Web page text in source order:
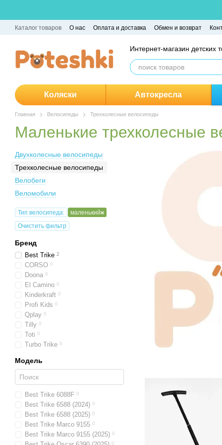
Каталог товаров О нас Оплата и доставка Обмен и возврат
Интернет-магазин детских
Коляски Автокресла
Главная Велосипеды Трехколесные велосипеды
Маленькие трехколесные
Двухколесные велосипеды
Трехколесные велосипеды
Велобеги
Веломобили
Тип велосипеда:
маленький
Очистить фильтр
Бренд
Best Trike 2
CORSO 0
Doona 0
El Camino 0
Kinderkraft 0
Profi Kids 0
Qplay 0
Tilly 0
Toti 0
Turbo Trike 0
Модель
Best Trike 6088F 0
Best Trike 6588 (2024) 0
Best Trike 6588 (2025) 0
Best Trike Marco 9155 0
Best Trike Marco 9155 (2025) 0
0